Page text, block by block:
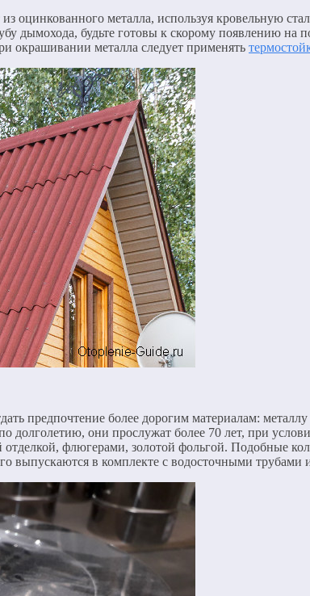
оцинкованного металла, используя кровельную
дымохода, будьте готовы к скорому появлению на
окрашивании металла следует применять
предпочтение более дорогим материалам:
они прослужат более 70 лет, при
флюгерами, золотой фольгой. Подобные
выпускаются в комплекте с водосточными